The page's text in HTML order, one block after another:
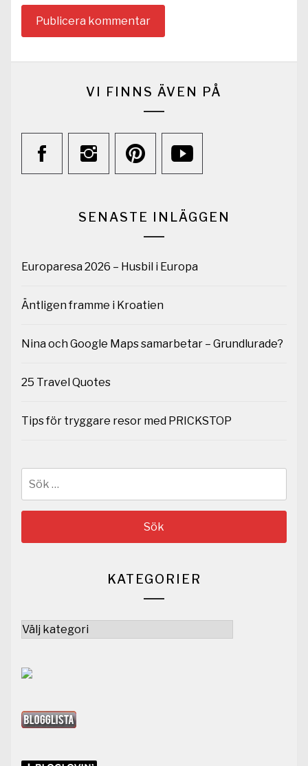
VI FINNS ÄVEN PÅ
SENASTE INLÄGGEN
Europaresa 2026 – Husbil i Europa
Äntligen framme i Kroatien
Nina och Google Maps samarbetar – Grundlurade?
25 Travel Quotes
Tips för tryggare resor med PRICKSTOP
KATEGORIER
Kategorier